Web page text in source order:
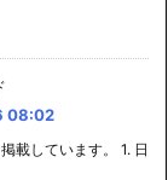
08:02
載しています。 1. 日